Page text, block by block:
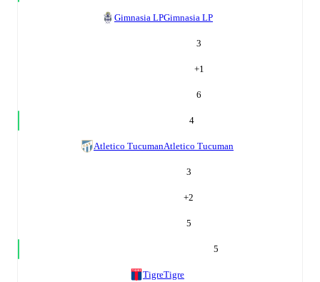
Gimnasia LPGimnasia LP
3
+1
6
4
Atletico TucumanAtletico Tucuman
3
+2
5
5
TigreTigre